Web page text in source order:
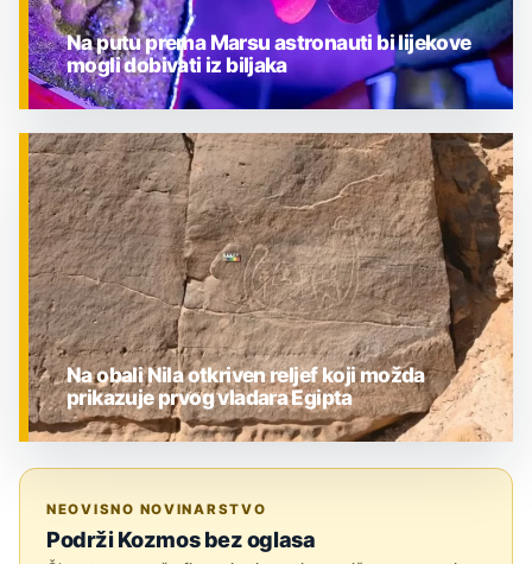
ZNANOST
Na putu prema Marsu astronauti bi lijekove
mogli dobivati iz biljaka
Na obali Nila otkriven reljef koji možda
prikazuje prvog vladara Egipta
NEOVISNO NOVINARSTVO
Podrži Kozmos bez oglasa